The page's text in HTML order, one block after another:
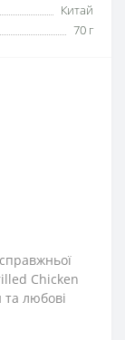
Китай
70 г
Chicken
та любові